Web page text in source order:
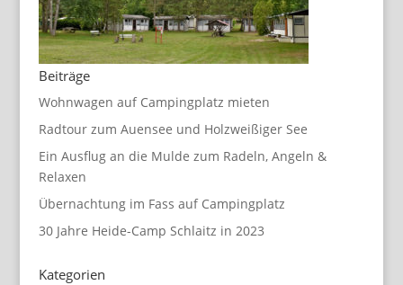
Beiträge
Wohnwagen auf Campingplatz mieten
Radtour zum Auensee und Holzweißiger See
Ein Ausflug an die Mulde zum Radeln, Angeln &
Relaxen
Übernachtung im Fass auf Campingplatz
30 Jahre Heide-Camp Schlaitz in 2023
Kategorien